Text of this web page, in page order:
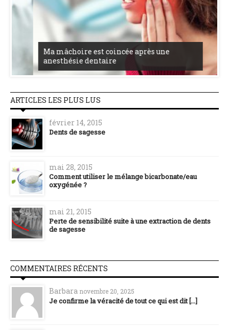
Ma mâchoire est coincée après une
anesthésie dentaire
ARTICLES LES PLUS LUS
février 14, 2015
Dents de sagesse
mai 28, 2015
Comment utiliser le mélange bicarbonate/eau
oxygénée ?
mai 21, 2015
Perte de sensibilité suite à une extraction de dents
de sagesse
COMMENTAIRES RÉCENTS
Barbara novembre 20, 2025
Je confirme la véracité de tout ce qui est dit [...]